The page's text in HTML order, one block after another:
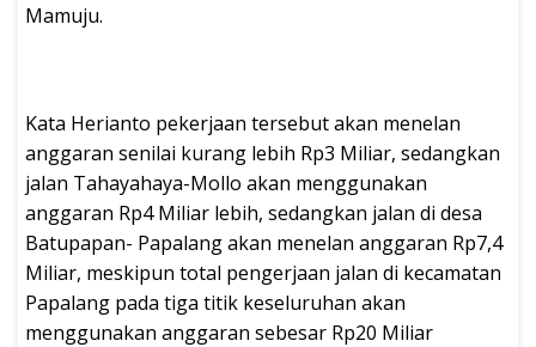
Mamuju.
Kata Herianto pekerjaan tersebut akan menelan
anggaran senilai kurang lebih Rp3 Miliar, sedangkan
jalan Tahayahaya-Mollo akan menggunakan
anggaran Rp4 Miliar lebih, sedangkan jalan di desa
Batupapan- Papalang akan menelan anggaran Rp7,4
Miliar, meskipun total pengerjaan jalan di kecamatan
Papalang pada tiga titik keseluruhan akan
menggunakan anggaran sebesar Rp20 Miliar